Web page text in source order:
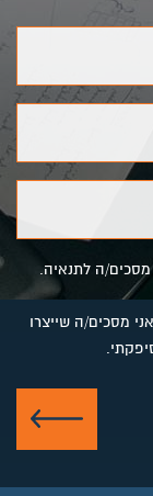
מסכים/ה לתנאיה.
מסכים/ה שייצרו
שלח